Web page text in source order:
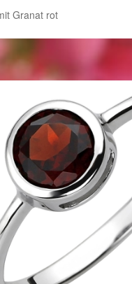
zu Ostern 2023
für
für
Schmuck online
Schmuck online
Karneval 2019 –
Kasse Liefer- und
und Festliches
Granat rot